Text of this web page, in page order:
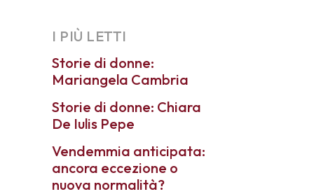
I PIÙ LETTI
Storie di donne:
Mariangela Cambria
Storie di donne: Chiara
De Iulis Pepe
Vendemmia anticipata:
ancora eccezione o
nuova normalità?